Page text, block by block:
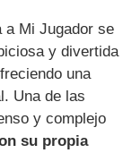
a Mi Jugador se
y divertida
una
Una de las
y complejo
su propia